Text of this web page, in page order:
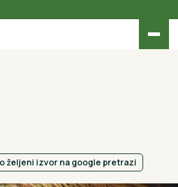
željeni izvor na google pretrazi